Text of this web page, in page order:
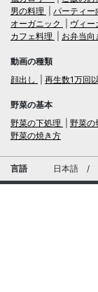
男の料理
パーティー
オーガニック
ヴィー
カフェ料理
お弁当向
動画の種類
顔出し
再生数1万回
野菜の基本
野菜の下処理
野菜の
野菜の焼き方
言語 日本語 /